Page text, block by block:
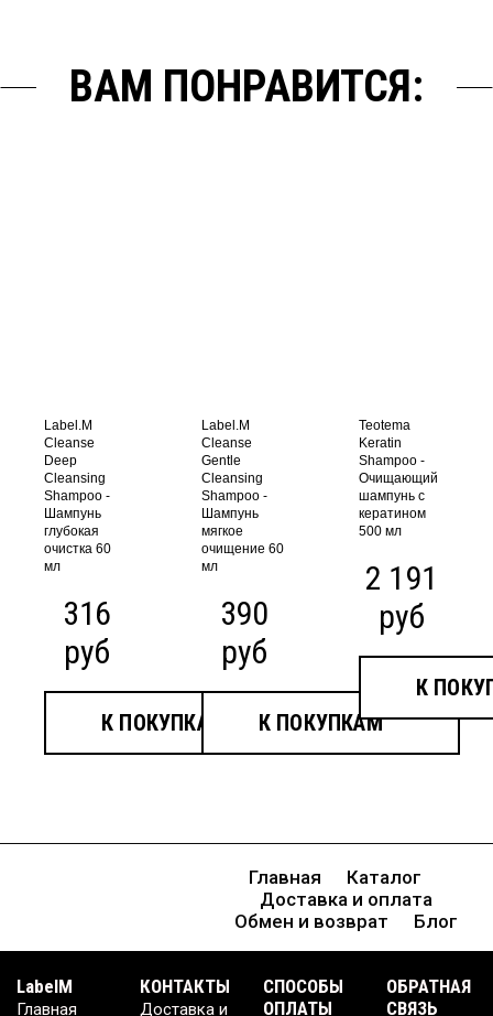
ВАМ ПОНРАВИТСЯ:
Label.M
Cleanse
Deep
Cleansing
Shampoo -
Шампунь
глубокая
очистка 60
мл
316
руб
К ПОКУПКАМ
Label.M
Cleanse
Gentle
Cleansing
Shampoo -
Шампунь
мягкое
очищение 60
мл
390
руб
К ПОКУПКАМ
Teotema
Keratin
Shampoo -
Очищающий
шампунь с
кератином
500 мл
2 191
руб
К
Главная
Каталог
Доставка и оплата
Обмен и возврат
Блог
LabelM
Главная
КОНТАКТЫ
Доставка и
CПОСОБЫ
ОПЛАТЫ
ОБРАТНАЯ
СВЯЗЬ